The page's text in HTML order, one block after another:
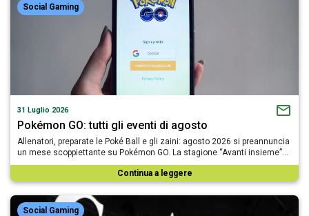
Social Gaming
31 Luglio 2026
Pokémon GO: tutti gli eventi di agosto
Allenatori, preparate le Poké Ball e gli zaini: agosto 2026 si preannuncia
un mese scoppiettante su Pokémon GO. La stagione “Avanti insieme”…
Continua a leggere
Social Gaming